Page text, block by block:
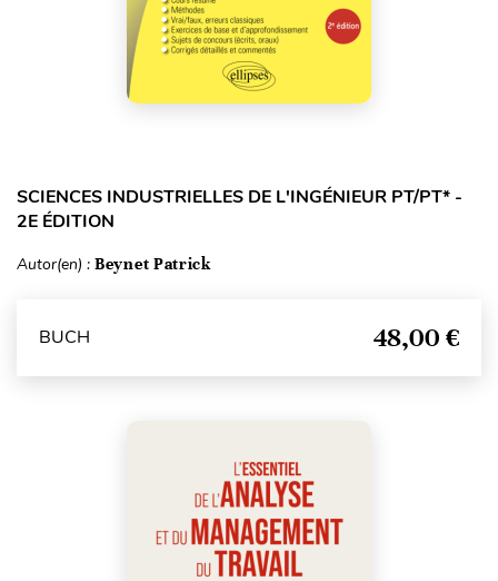
SCIENCES INDUSTRIELLES DE L'INGÉNIEUR PT/PT* -
2E ÉDITION
Autor(en) : Beynet Patrick
BUCH 48,00 €